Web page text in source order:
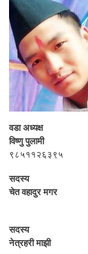
वडा अध्यक्ष
विष्णु पुलामी
९८५११२६३९५
सदस्य
चेत वहादुर मगर
सदस्य
नेत्रहरी माझी